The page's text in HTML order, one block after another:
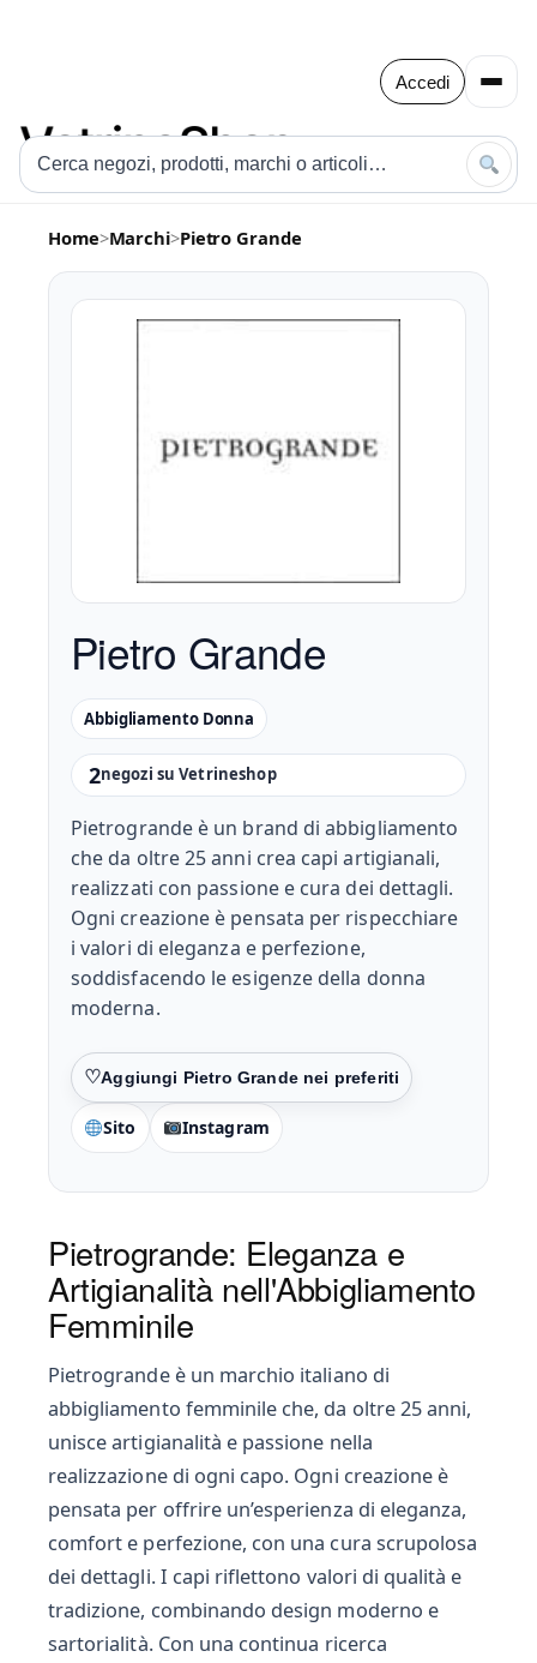
Accedi
Home>Marchi>Pietro Grande
Pietro Grande
2negozi su Vetrineshop
Abbigliamento Donna
Pietrogrande è un brand di abbigliamento
che da oltre 25 anni crea capi artigianali,
realizzati con passione e cura dei dettagli.
Ogni creazione è pensata per rispecchiare
i valori di eleganza e perfezione,
soddisfacendo le esigenze della donna
moderna.
Preferiti
Sito Instagram
Pietrogrande: Eleganza e
Artigianalità nell'Abbigliamento
Femminile
Pietrogrande è un marchio italiano di
abbigliamento femminile che, da oltre 25 anni,
unisce artigianalità e passione nella
realizzazione di ogni capo. Ogni creazione è
pensata per offrire un’esperienza di eleganza,
comfort e perfezione, con una cura scrupolosa
dei dettagli. I capi riflettono valori di qualità e
tradizione, combinando design moderno e
sartorialità. Con una continua ricerca